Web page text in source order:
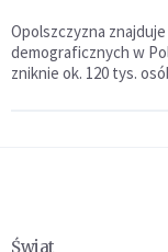
Opolszczyzna
demograficznych w
zniknie ok. 120 tys.
Świat